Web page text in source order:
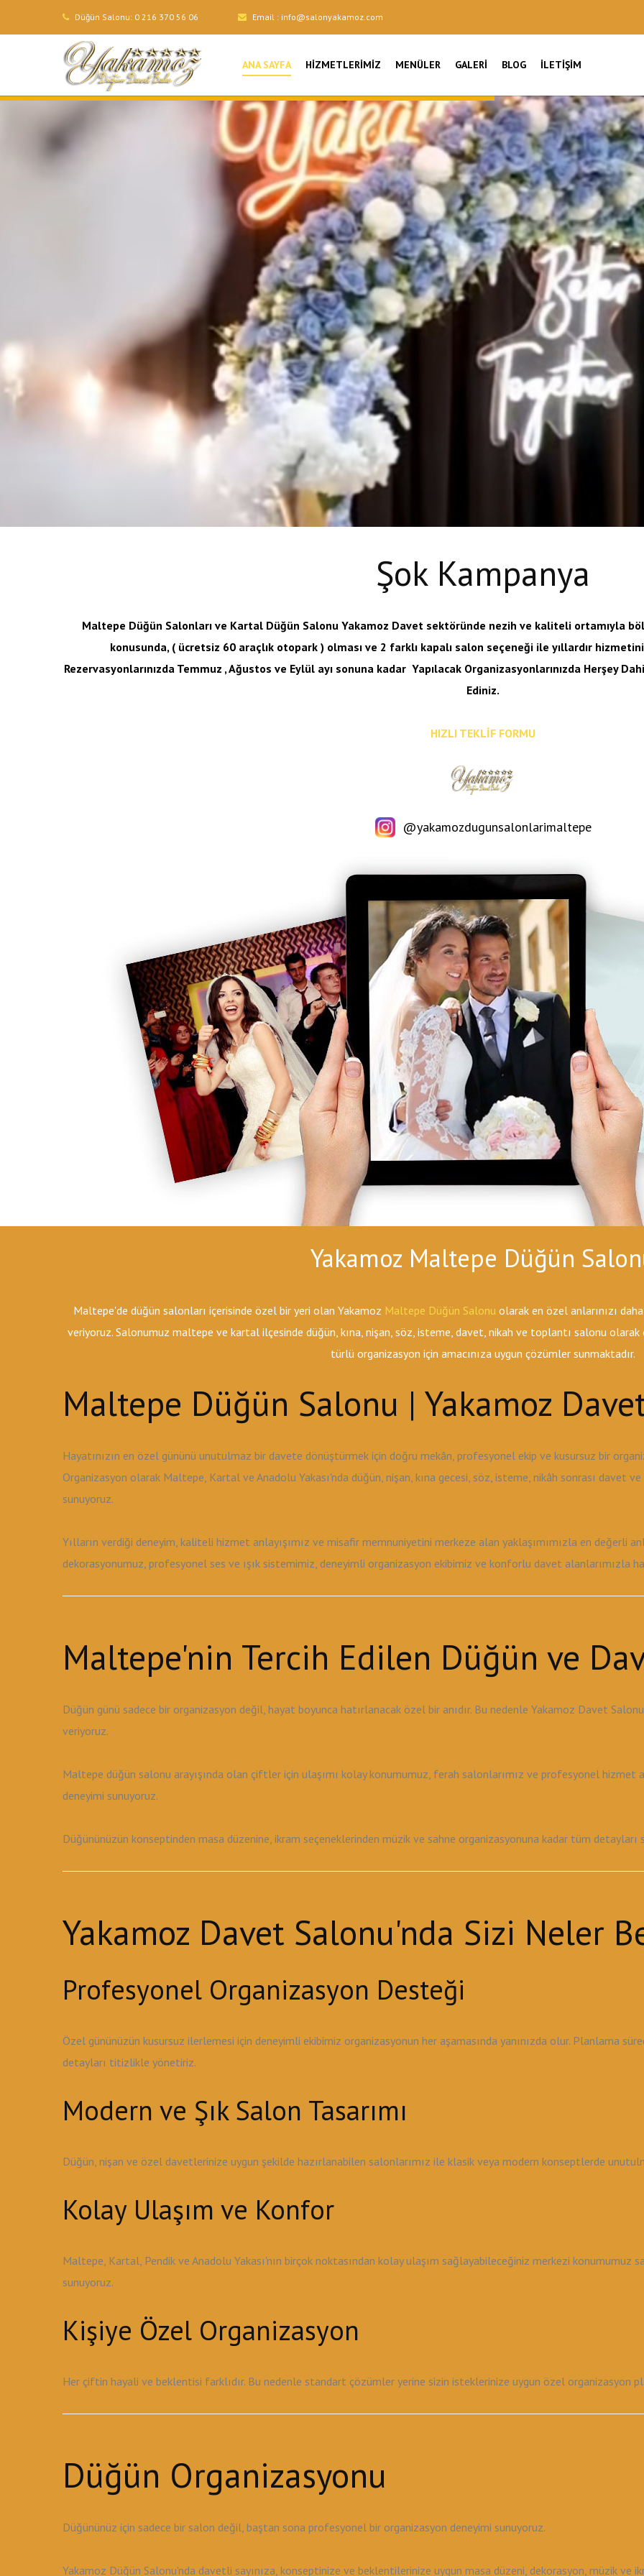
Düğün Salonu: 0 216 370 56 06 Email : info@salonyakamoz.com
ANA SAYFA HIZMETLERIMIZ MENÜLER GALERI BLOG İLETIŞIM
Şok Kampanya
Maltepe Düğün Salonları ve Kartal Düğün Salonu Yakamoz Davet sektöründe nezih ve kaliteli ortamıyla
konusunda, ( ücretsiz 60 araçlık otopark ) olması ve 2 farklı kapalı salon seçeneği ile yıllardır
Rezervasyonlarınızda Temmuz , Ağustos ve Eylül ayı sonuna kadar Yapılacak Organizasyonlarınızda Herşey
Ediniz.
HIZLI TEKLİF FORMU
@yakamozdugunsalonlarimaltepe
Yakamoz Maltepe Düğün
Maltepe'de düğün salonları içerisinde özel bir yeri olan Yakamoz Maltepe Düğün Salonu olarak en özel anlarınızı
veriyoruz. Salonumuz maltepe ve kartal ilçesinde düğün, kına, nişan, söz, isteme, davet, nikah ve toplantı salonu
türlü organizasyon için amacınıza uygun çözümler sunmaktadır.
Maltepe Düğün Salonu | Yakamoz
Hayatınızın en özel gününü unutulmaz bir davete dönüştürmek için doğru mekân, profesyonel ekip ve kusursuz bir
Organizasyon olarak Maltepe, Kartal ve Anadolu Yakası'nda düğün, nişan, kına gecesi, söz, isteme, nikâh sonrası davet
sunuyoruz.
Yılların verdiği deneyim, kaliteli hizmet anlayışımız ve misafir memnuniyetini merkeze alan yaklaşımımızla en değerli
dekorasyonumuz, profesyonel ses ve ışık sistemimiz, deneyimli organizasyon ekibimiz ve konforlu davet alanlarımızla
Maltepe'nin Tercih Edilen Düğün ve
Düğün günü sadece bir organizasyon değil, hayat boyunca hatırlanacak özel bir anıdır. Bu nedenle Yakamoz Davet
veriyoruz.
Maltepe düğün salonu arayışında olan çiftler için ulaşımı kolay konumumuz, ferah salonlarımız ve profesyonel
deneyimi sunuyoruz.
Düğününüzün konseptinden masa düzenine, ikram seçeneklerinden müzik ve sahne organizasyonuna kadar tüm
Yakamoz Davet Salonu'nda Sizi Neler
Profesyonel Organizasyon Desteği
Özel gününüzün kusursuz ilerlemesi için deneyimli ekibimiz organizasyonun her aşamasında yanınızda olur. Planlama
detayları titizlikle yönetiriz.
Modern ve Şık Salon Tasarımı
Düğün, nişan ve özel davetlerinize uygun şekilde hazırlanabilen salonlarımız ile klasik veya modern konseptlerde
Kolay Ulaşım ve Konfor
Maltepe, Kartal, Pendik ve Anadolu Yakası'nın birçok noktasından kolay ulaşım sağlayabileceğiniz merkezi konumumuz
sunuyoruz.
Kişiye Özel Organizasyon
Her çiftin hayali ve beklentisi farklıdır. Bu nedenle standart çözümler yerine sizin isteklerinize uygun özel organizasyon
Düğün Organizasyonu
Düğününüz için sadece bir salon değil, baştan sona profesyonel bir organizasyon deneyimi sunuyoruz.
Yakamoz Düğün Salonu'nda davetli sayınıza, konseptinize ve beklentilerinize uygun masa düzeni, dekorasyon, müzik ve